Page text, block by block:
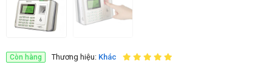
Còn hàng Thương hiệu: Khác